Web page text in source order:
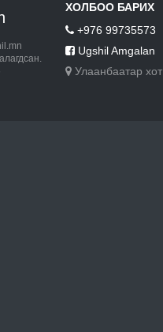
ХОЛБОО БАРИХ
+976 99735573
Ugshil Amgalan
Улаанбаатар хот